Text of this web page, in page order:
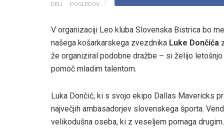
DELI POGLEDOV
V organizaciji Leo kluba Slovenska Bistrica bo
našega košarkarskega zvezdnika Luke Dončića
že organiziral podobne dražbe – si želijo
pomoč mladim talentom.
Luka Dončić, ki s svojo ekipo Dallas Mavericks
največjih ambasadorjev slovenskega športa.
velikodušna oseba, ki z veseljem pomaga